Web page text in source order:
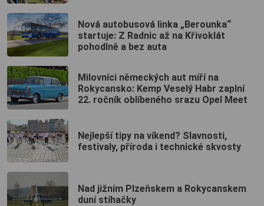
Nová autobusová linka „Berounka“
startuje: Z Radnic až na Křivoklát
pohodlně a bez auta
Milovníci německých aut míří na
Rokycansko: Kemp Veselý Habr zaplní
22. ročník oblíbeného srazu Opel Meet
Nejlepší tipy na víkend? Slavnosti,
festivaly, příroda i technické skvosty
Nad jižním Plzeňskem a Rokycanskem
duní stíhačky